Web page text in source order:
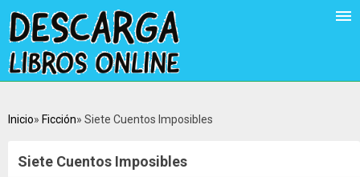
Inicio Ficción Siete Cuentos Imposibles
Siete Cuentos Imposibles